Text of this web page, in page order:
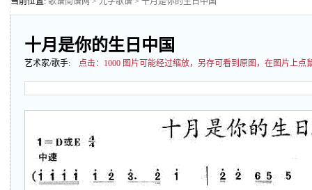
十月是你的生日中国
艺术家/歌手: 点击： 1000 图片可能经过缩放，另存可看到原图，在图片上